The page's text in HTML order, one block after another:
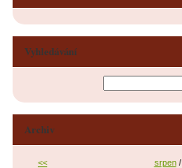
Vyhledávání
Archiv
<< srpen/